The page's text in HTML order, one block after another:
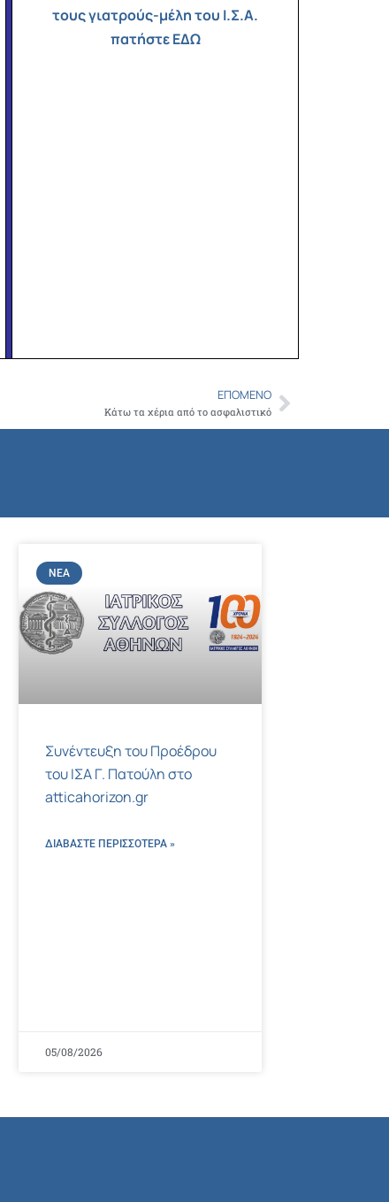
τους γιατρούς-μέλη του Ι.Σ.Α.
πατήστε ΕΔΩ
ΕΠΌΜΕΝΟ
Κάτω τα χέρια από το ασφαλιστικόNext
ΝΈΑ
Συνέντευξη του Προέδρου
του ΙΣΑ Γ. Πατούλη στο
atticahorizon.gr
ΔΙΑΒΑΣΤΕ ΠΕΡΙΣΣΌΤΕΡΑ »
05/08/2026